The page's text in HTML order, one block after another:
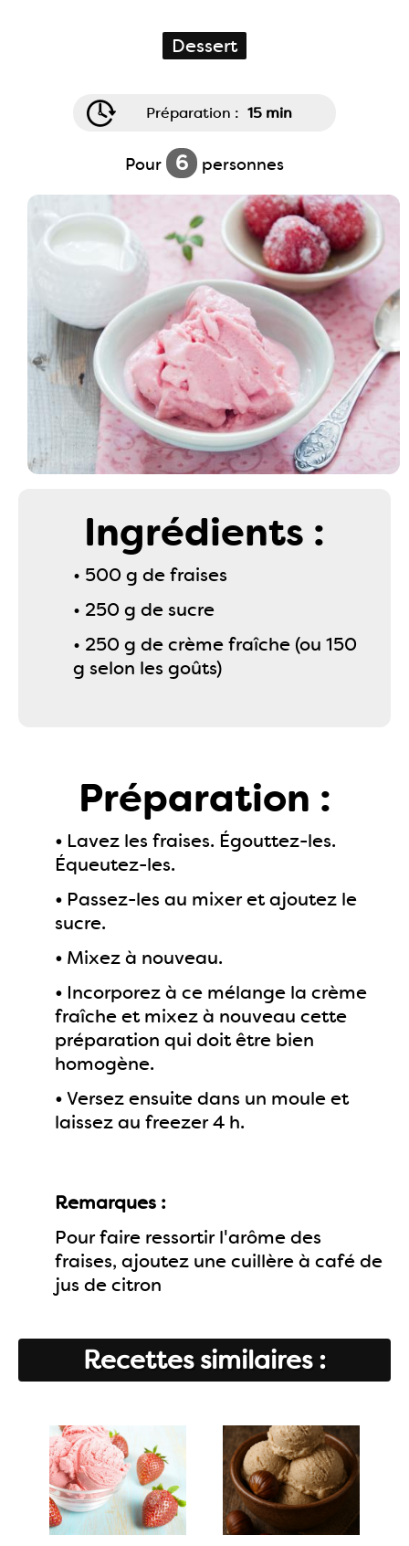
Dessert
Préparation : 15 min
Pour 6 personnes
Ingrédients :
• 500 g de fraises
• 250 g de sucre
• 250 g de crème fraîche (ou 150
g selon les goûts)
Préparation :
• Lavez les fraises. Égouttez-les.
Équeutez-les.
• Passez-les au mixer et ajoutez le
sucre.
• Mixez à nouveau.
• Incorporez à ce mélange la crème
fraîche et mixez à nouveau cette
préparation qui doit être bien
homogène.
•Versez ensuite dans un moule et
laissez au freezer 4 h.
Remarques :
Pour faire ressortir l'arôme des
fraises, ajoutez une cuillère à café de
jus de citron
Recettes similaires :